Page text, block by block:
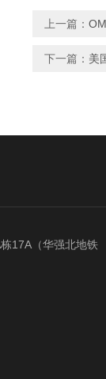
上一篇：
下一篇： 美
17A（华强北地铁